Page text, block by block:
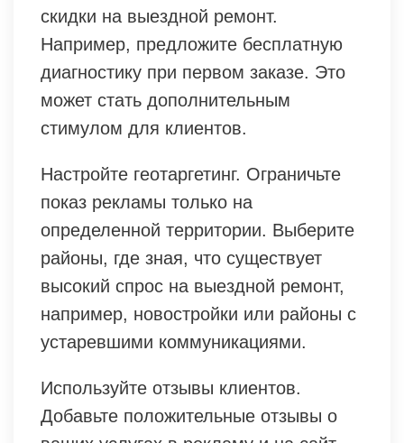
скидки на выездной ремонт.
Например, предложите бесплатную
диагностику при первом заказе. Это
может стать дополнительным
стимулом для клиентов.
Настройте геотаргетинг. Ограничьте
показ рекламы только на
определенной территории. Выберите
районы, где зная, что существует
высокий спрос на выездной ремонт,
например, новостройки или районы с
устаревшими коммуникациями.
Используйте отзывы клиентов.
Добавьте положительные отзывы о